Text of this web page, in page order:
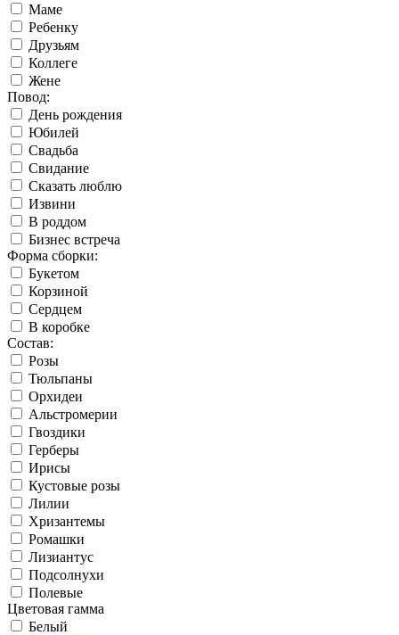
Маме
Ребенку
Друзьям
Коллеге
Жене
Повод:
День рождения
Юбилей
Свадьба
Свидание
Сказать люблю
Извини
В роддом
Бизнес встреча
Форма сборки:
Букетом
Корзиной
Сердцем
В коробке
Состав:
Розы
Тюльпаны
Орхидеи
Альстромерии
Гвоздики
Герберы
Ирисы
Кустовые розы
Лилии
Хризантемы
Ромашки
Лизиантус
Подсолнухи
Полевые
Цветовая гамма
Белый